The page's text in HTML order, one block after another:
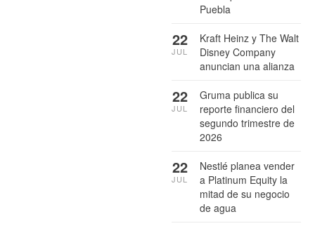
Puebla
Kraft Heinz y The Walt
Disney Company
anuncian una alianza
22
JUL
Gruma publica su
reporte financiero del
segundo trimestre de
2026
22
JUL
Nestlé planea vender
a Platinum Equity la
mitad de su negocio
de agua
22
JUL